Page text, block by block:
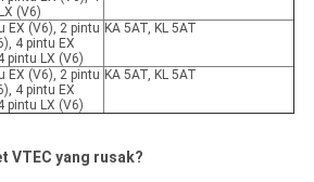
(V6)
EX (V6), 2 pintu
4 pintu EX
pintu LX (V6)
KA 5AT, KL 5AT
EX (V6), 2 pintu
4 pintu EX
pintu LX (V6)
KA 5AT, KL 5AT
VTEC yang rusak?